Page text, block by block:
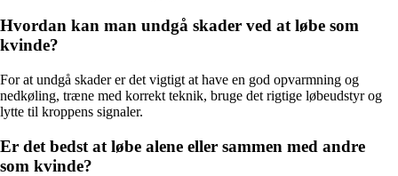
Hvordan kan man undgå skader ved at løbe som
kvinde?
For at undgå skader er det vigtigt at have en god opvarmning og
nedkøling, træne med korrekt teknik, bruge det rigtige løbeudstyr og
lytte til kroppens signaler.
Er det bedst at løbe alene eller sammen med andre
som kvinde?